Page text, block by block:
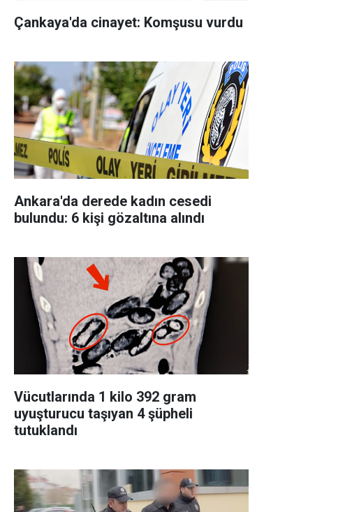
Çankaya'da cinayet: Komşusu vurdu
Ankara'da derede kadın cesedi
bulundu: 6 kişi gözaltına alındı
Vücutlarında 1 kilo 392 gram
uyuşturucu taşıyan 4 şüpheli
tutuklandı